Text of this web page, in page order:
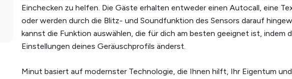
Einchecken zu helfen. Die Gäste erhalten entweder einen Autocall, eine
oder werden durch die Blitz- und Soundfunktion des Sensors darauf
kannst die Funktion auswählen, die für dich am besten geeignet ist, indem
Einstellungen deines Geräuschprofils änderst.
Minut basiert auf modernster Technologie, die Ihnen hilft, Ihr Eigentum